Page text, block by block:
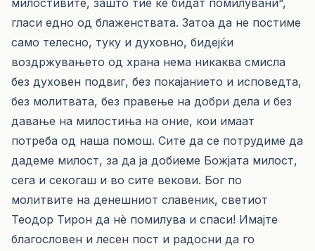
милостивите, зашто тие ќе бидат помилувани“,
гласи едно од блаженствата. Затоа да не постиме
само телесно, туку и духовно, бидејќи
воздржувањето од храна нема никаква смисла
без духовен подвиг, без покајанието и исповедта,
без молитвата, без правење на добри дела и без
давање на милостиња на оние, кои имаат
потреба од наша помош. Сите да се потрудиме да
дадеме милост, за да ја добиеме Божјата милост,
сега и секогаш и во сите векови. Бог по
молитвите на денешниот славеник, светиот
Теодор Тирон да нѐ помилува и спаси! Имајте
благословен и лесен пост и радосни да го